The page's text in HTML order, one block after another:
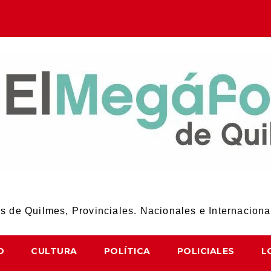
de Quilmes, Provinciales. Nacionales e
CULTURA POLÍTICA POLICIALES